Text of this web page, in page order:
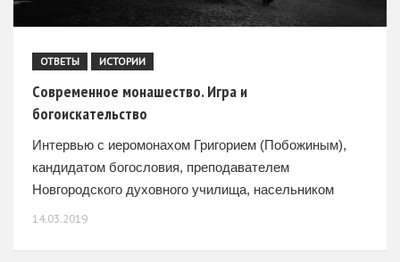
ОТВЕТЫ ИСТОРИИ
Cовременное монашество. Игра и
богоискательство
Интервью с иеромонахом Григорием (Побожиным),
кандидатом богословия, преподавателем
Новгородского духовного училища, насельником
Свято-Юрьева монастыря –Отец Григорий, почему из
14.03.2019